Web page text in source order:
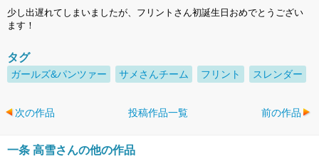
少し出遅れてしまいましたが、フリントさん初誕生日おめでとうござい
ます！
タグ
ガールズ&パンツァー サメさんチーム フリント スレンダー
次の作品 投稿作品一覧 前の作品
一条 高雪さんの他の作品